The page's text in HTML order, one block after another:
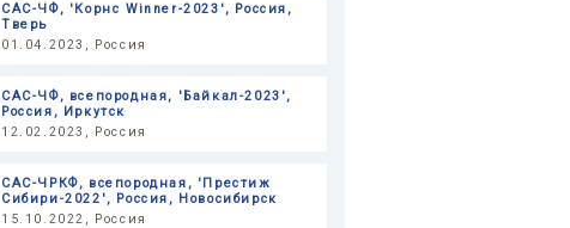
САС-ЧФ, 'Корнс Winner-2023', Россия,
Тверь
01.04.2023, Россия
САС-ЧФ, всепородная, 'Байкал-2023',
Россия, Иркутск
12.02.2023, Россия
САС-ЧРКФ, всепородная, 'Престиж
Сибири-2022', Россия, Новосибирск
15.10.2022, Россия